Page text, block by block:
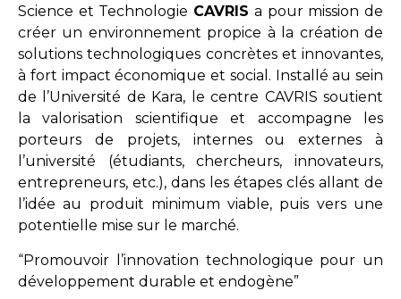
Science et Technologie CAVRIS a pour mission de
créer un environnement propice à la création de
solutions technologiques concrètes et innovantes,
à fort impact économique et social. Installé au sein
de l’Université de Kara, le centre CAVRIS soutient
la valorisation scientifique et accompagne les
porteurs de projets, internes ou externes à
l’université (étudiants, chercheurs, innovateurs,
entrepreneurs, etc.), dans les étapes clés allant de
l’idée au produit minimum viable, puis vers une
potentielle mise sur le marché.
“Promouvoir l’innovation technologique pour un
développement durable et endogène”